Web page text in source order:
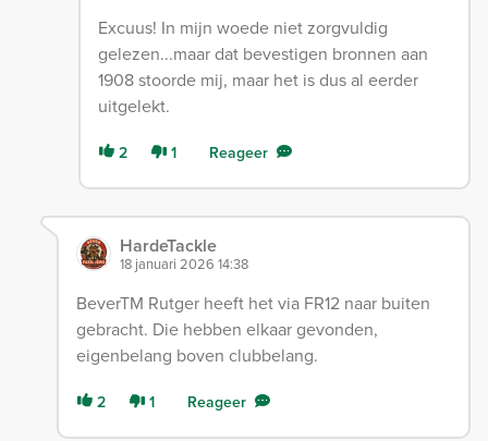
Excuus! In mijn woede niet zorgvuldig
gelezen...maar dat bevestigen bronnen aan
1908 stoorde mij, maar het is dus al eerder
uitgelekt.
2 1 Reageer
HardeTackle
18 januari 2026 14:38
BeverTM Rutger heeft het via FR12 naar buiten
gebracht. Die hebben elkaar gevonden,
eigenbelang boven clubbelang.
2 1 Reageer